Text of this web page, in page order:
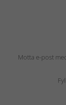
Motta e-post